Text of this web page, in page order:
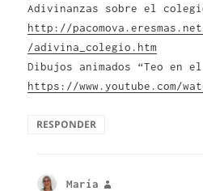
Adivinanzas sobre el
http://
/adivina_colegio.htm
Dibujos animados “Teo en
https://www.youtube.com/
RESPONDER
María